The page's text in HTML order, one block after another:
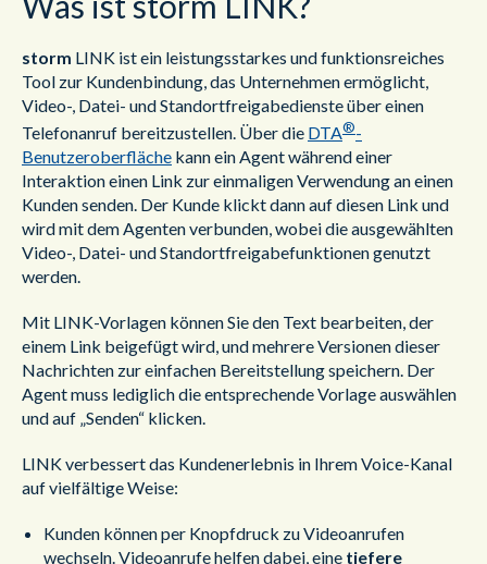
storm LINK ist ein leistungsstarkes und funktionsreiches
Tool zur Kundenbindung, das Unternehmen ermöglicht,
Video-, Datei- und Standortfreigabedienste über einen
Telefonanruf bereitzustellen. Über die DTA®-
Benutzeroberfläche kann ein Agent während einer
Interaktion einen Link zur einmaligen Verwendung an einen
Kunden senden. Der Kunde klickt dann auf diesen Link und
wird mit dem Agenten verbunden, wobei die ausgewählten
Video-, Datei- und Standortfreigabefunktionen genutzt
werden.
Mit LINK-Vorlagen können Sie den Text bearbeiten, der
einem Link beigefügt wird, und mehrere Versionen dieser
Nachrichten zur einfachen Bereitstellung speichern. Der
Agent muss lediglich die entsprechende Vorlage auswählen
und auf „Senden“ klicken.
LINK verbessert das Kundenerlebnis in Ihrem Voice-Kanal
auf vielfältige Weise:
Kunden können per Knopfdruck zu Videoanrufen
wechseln. Videoanrufe helfen dabei, eine tiefere